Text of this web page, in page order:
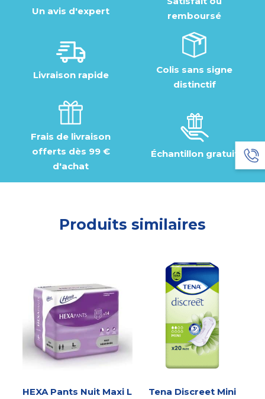
Un avis d'expert
remboursé
Livraison rapide
Colis sans signe
distinctif
Frais de livraison
offerts dès 99 €
d'achat
Échantillon gratuit
Produits similaires
HEXA Pants Nuit Maxi L
Tena Discreet Mini